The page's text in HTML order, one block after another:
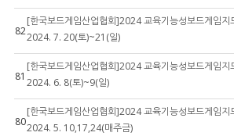
82
[한국보드게임산업협회]2024 교육기능성보드게임지
2024. 7. 20(토)~21(일)
81
[한국보드게임산업협회]2024 교육기능성보드게임지
2024. 6. 8(토)~9(일)
80
[한국보드게임산업협회]2024 교육기능성보드게임지
2024. 5. 10,17,24(매주금)